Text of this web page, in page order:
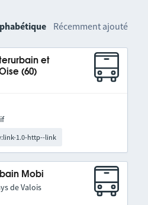
Récemment ajouté
et
(60)
1.0-http--link
Mobi
de Valois